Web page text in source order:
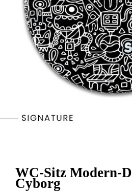
WC-Sitz Modern-D
Cyborg